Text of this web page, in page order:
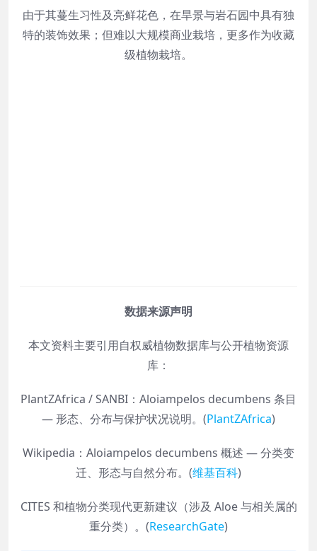
由于其蔓生习性及亮鲜花色，在旱景与岩石园中具有独
特的装饰效果；但难以大规模商业栽培，更多作为收藏
级植物栽培。
数据来源声明
本文资料主要引用自权威植物数据库与公开植物资源
库：
PlantZAfrica / SANBI：Aloiampelos decumbens 条目
— 形态、分布与保护状况说明。(PlantZAfrica)
Wikipedia：Aloiampelos decumbens 概述 — 分类变
迁、形态与自然分布。(维基百科)
CITES 和植物分类现代更新建议（涉及 Aloe 与相关属的
重分类）。(ResearchGate)